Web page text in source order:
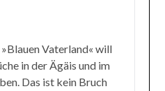
Vaterland« will
in der Ägäis und im
Das ist kein Bruch